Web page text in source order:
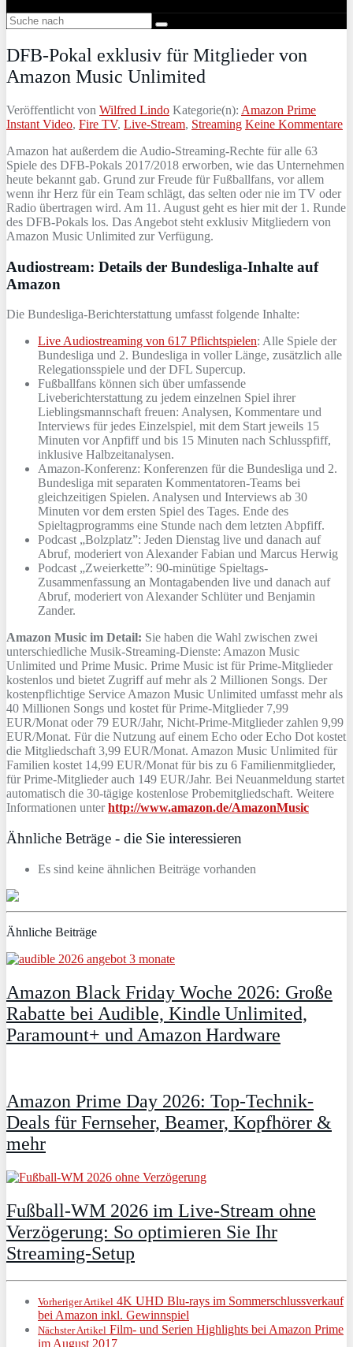
DFB-Pokal exklusiv für Mitglieder von
Amazon Music Unlimited
Veröffentlicht von Wilfred Lindo Kategorie(n): Amazon Prime
Instant Video, Fire TV, Live-Stream, Streaming Keine Kommentare
Amazon hat außerdem die Audio-Streaming-Rechte für alle 63
Spiele des DFB-Pokals 2017/2018 erworben, wie das Unternehmen
heute bekannt gab. Grund zur Freude für Fußballfans, vor allem
wenn ihr Herz für ein Team schlägt, das selten oder nie im TV oder
Radio übertragen wird. Am 11. August geht es hier mit der 1. Runde
des DFB-Pokals los. Das Angebot steht exklusiv Mitgliedern von
Amazon Music Unlimited zur Verfügung.
Audiostream: Details der Bundesliga-Inhalte auf
Amazon
Die Bundesliga-Berichterstattung umfasst folgende Inhalte:
Live Audiostreaming von 617 Pflichtspielen: Alle Spiele der
Bundesliga und 2. Bundesliga in voller Länge, zusätzlich alle
Relegationsspiele und der DFL Supercup.
Fußballfans können sich über umfassende
Liveberichterstattung zu jedem einzelnen Spiel ihrer
Lieblingsmannschaft freuen: Analysen, Kommentare und
Interviews für jedes Einzelspiel, mit dem Start jeweils 15
Minuten vor Anpfiff und bis 15 Minuten nach Schlusspfiff,
inklusive Halbzeitanalysen.
Amazon-Konferenz: Konferenzen für die Bundesliga und 2.
Bundesliga mit separaten Kommentatoren-Teams bei
gleichzeitigen Spielen. Analysen und Interviews ab 30
Minuten vor dem ersten Spiel des Tages. Ende des
Spieltagprogramms eine Stunde nach dem letzten Abpfiff.
Podcast „Bolzplatz”: Jeden Dienstag live und danach auf
Abruf, moderiert von Alexander Fabian und Marcus Herwig
Podcast „Zweierkette”: 90-minütige Spieltags-
Zusammenfassung an Montagabenden live und danach auf
Abruf, moderiert von Alexander Schlüter und Benjamin
Zander.
Amazon Music im Detail: Sie haben die Wahl zwischen zwei
unterschiedliche Musik-Streaming-Dienste: Amazon Music
Unlimited und Prime Music. Prime Music ist für Prime-Mitglieder
kostenlos und bietet Zugriff auf mehr als 2 Millionen Songs. Der
kostenpflichtige Service Amazon Music Unlimited umfasst mehr als
40 Millionen Songs und kostet für Prime-Mitglieder 7,99
EUR/Monat oder 79 EUR/Jahr, Nicht-Prime-Mitglieder zahlen 9,99
EUR/Monat. Für die Nutzung auf einem Echo oder Echo Dot kostet
die Mitgliedschaft 3,99 EUR/Monat. Amazon Music Unlimited für
Familien kostet 14,99 EUR/Monat für bis zu 6 Familienmitglieder,
für Prime-Mitglieder auch 149 EUR/Jahr. Bei Neuanmeldung startet
automatisch die 30-tägige kostenlose Probemitgliedschaft. Weitere
Informationen unterhttp://www.amazon.de/AmazonMusic
Ähnliche Beträge - die Sie interessieren
Es sind keine ähnlichen Beiträge vorhanden
Ähnliche Beiträge
Amazon Black Friday Woche 2026: Große
Rabatte bei Audible, Kindle Unlimited,
Paramount+ und Amazon Hardware
Amazon Prime Day 2026: Top-Technik-
Deals für Fernseher, Beamer, Kopfhörer &
mehr
Fußball-WM 2026 im Live-Stream ohne
Verzögerung: So optimieren Sie Ihr
Streaming-Setup
Vorheriger Artikel 4K UHD Blu-rays im Sommerschlussverkauf
bei Amazon inkl. Gewinnspiel
Nächster Artikel Film- und Serien Highlights bei Amazon Prime
im August 2017